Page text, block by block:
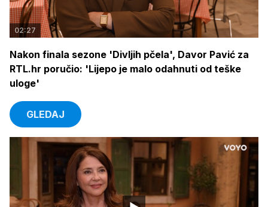
02:27
Nakon finala sezone 'Divljih pčela', Davor Pavić za
RTL.hr poručio: 'Lijepo je malo odahnuti od teške
uloge'
GLEDAJ